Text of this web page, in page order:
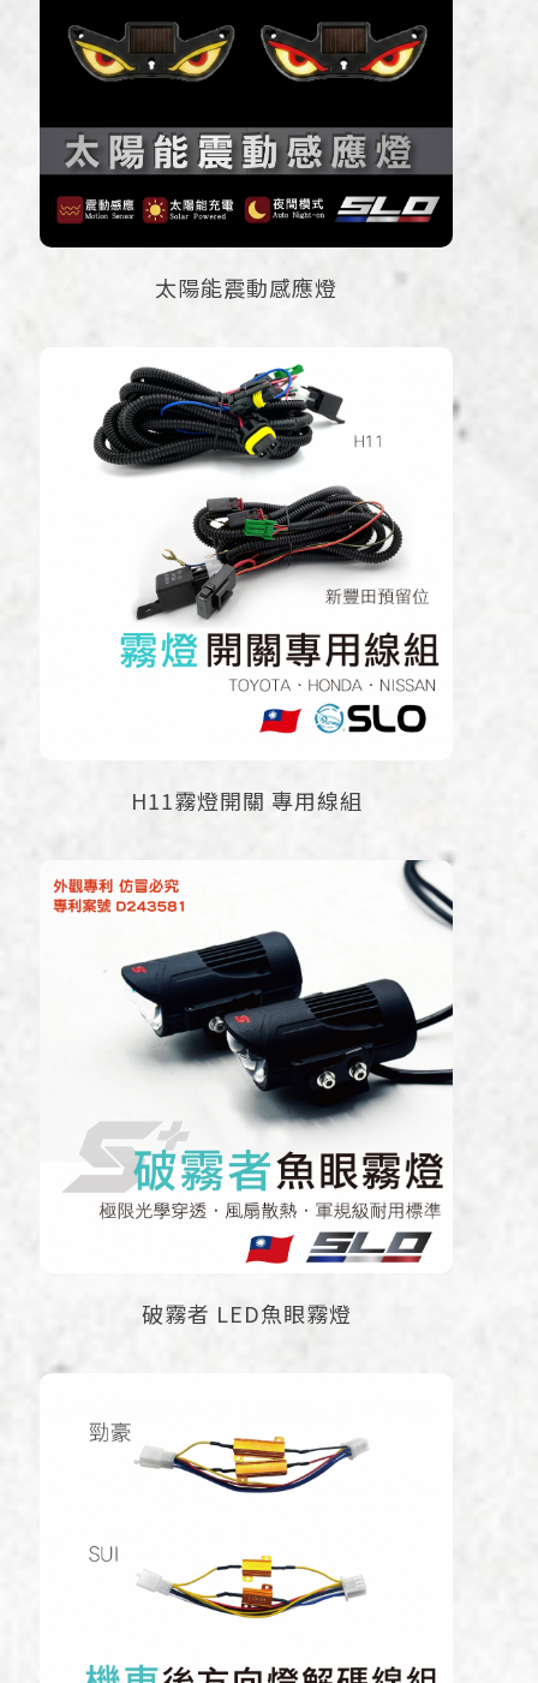
太陽能震動感應燈
H11霧燈開關 專用線組
破霧者 LED魚眼霧燈